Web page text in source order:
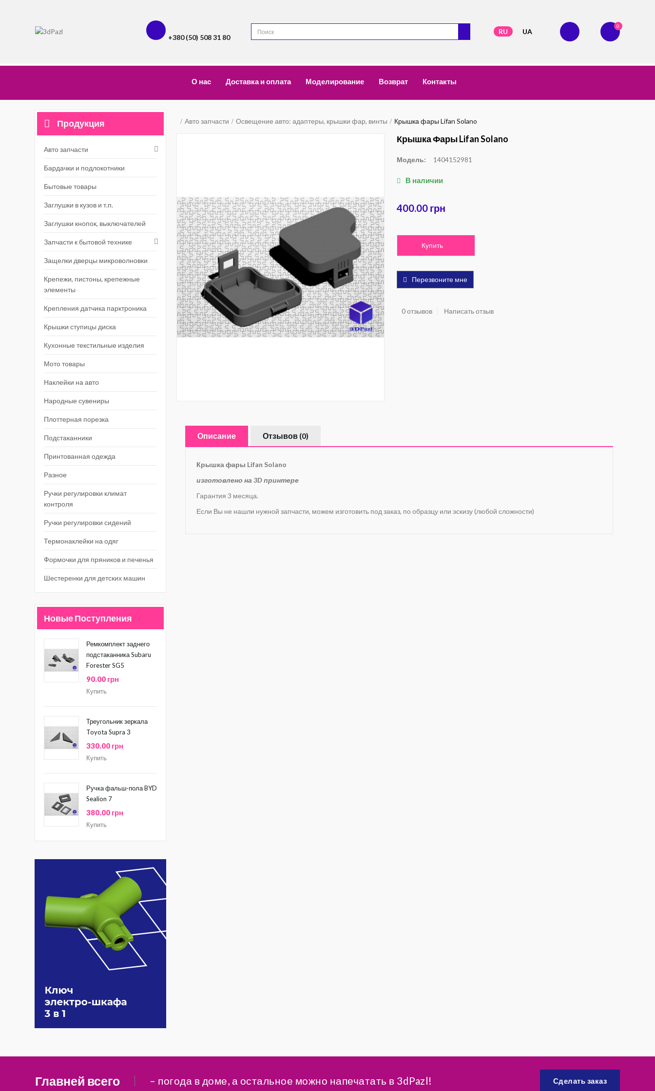
+380 (50) 508 31 80
RU UA
0
О нас Доставка и оплата Моделирование Возврат Контакты
Продукция
Авто запчасти
Бардачки и подлокотники
Бытовые товары
Заглушки в кузов и т.п.
Заглушки кнопок, выключателей
Запчасти к бытовой технике
Защелки дверцы микроволновки
Крепежи, пистоны, крепежные
элементы
Крепления датчика парктроника
Крышки ступицы диска
Кухонные текстильные изделия
Мото товары
Наклейки на авто
Народные сувениры
Плоттерная порезка
Подстаканники
Принтованная одежда
Разное
Ручки регулировки климат
контроля
Ручки регулировки сидений
Термонаклейки на одяг
Формочки для пряников и печенья
Шестеренки для детских машин
Новые Поступления
Ремкомплект заднего
подстаканника Subaru
Forester SG5
90.00 грн
Купить
Треугольник зеркала
Toyota Supra 3
330.00 грн
Купить
Ручка фальш-пола BYD
Sealion 7
380.00 грн
Купить
Авто запчасти Освещение авто: адаптеры, крышки фар, винты Крышка фары Lifan Solano
Крышка Фары Lifan Solano
Модель: 1404152981
В наличии
400.00 грн
Купить
Перезвоните мне
0 отзывов Написать отзыв
Описание Отзывов (0)
Крышка фары Lifan Solano
изготовлено на 3D принтере
Гарантия 3 месяца.
Если Вы не нашли нужной запчасти, можем изготовить под заказ, по образцу или эскизу (любой сложности)
Главней всего – погода в доме, а остальное можно напечатать в 3dPazl! Сделать заказ